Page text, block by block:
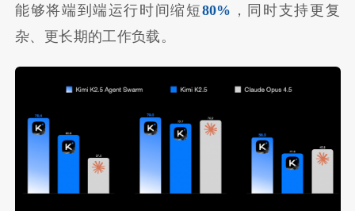
能够将端到端运行时间缩短80% ，同时支持更复
杂、更长期的工作负载。